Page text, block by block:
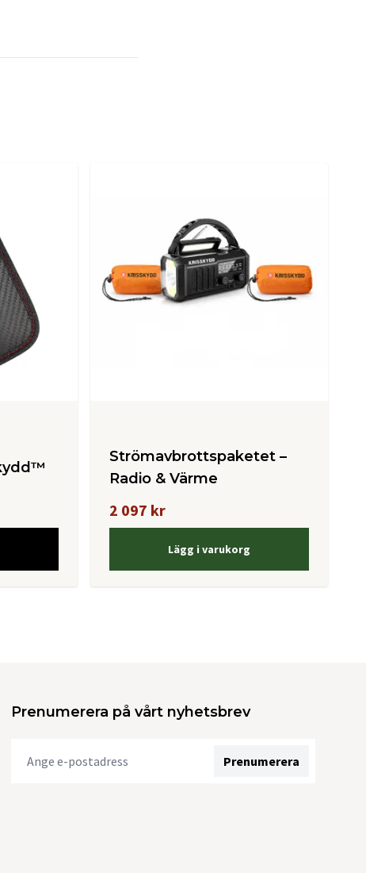
Strömavbrottspaketet –
Radio & Värme
2 097 kr
Lägg i varukorg
Prenumerera på vårt nyhetsbrev
Prenumerera